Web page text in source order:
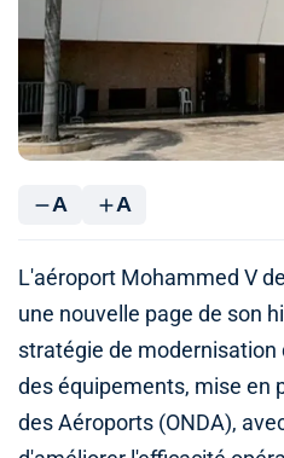
A A
L'aéroport Mohammed V
une nouvelle page de son
stratégie de
des équipements, mise en
des Aéroports (ONDA),